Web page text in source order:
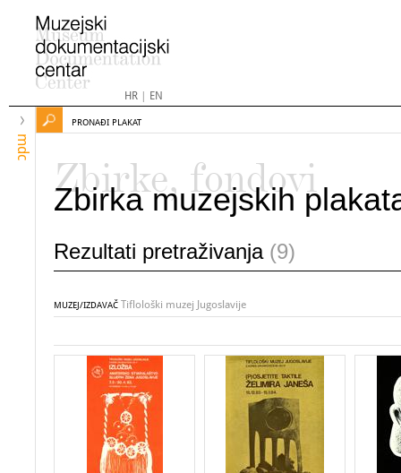
HR| EN
mdc
PRONAĐI PLAKAT
Zbirke, fondovi
Zbirka muzejskih
Rezultati pretraživanja (9)
MUZEJ/IZDAVAČ Tiflološki muzej Jugoslavije